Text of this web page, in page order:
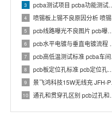
3 pcba测试项目 pcba功能测试有哪些项
4 喷锡板上锡不良原因分析 喷锡板不上锡处理
5 pcb线路曝光不良图片 pcb曝光工艺原理
6 pcb水平电镀与垂直电镀流程 pcb电镀工艺介绍
7 pcb高低温测试标准 pcba车间温湿度要求
8 pcb板定位孔标准 pcb定位孔和定位柱要求
9 景飞鸿科技15W无线充 JFH-PWC-TX033 1.0 PCBA 规格书
10 通孔和贯穿孔区别 pcb过孔和通孔区别